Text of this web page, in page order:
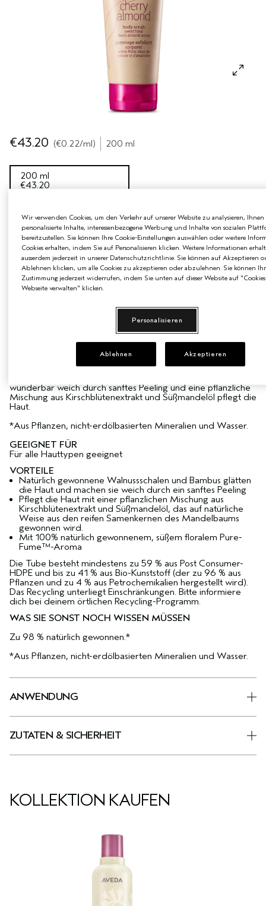
EMPFINDLICHE KOPFHAUT
ALLE KOLLEKTIONEN
€43.20 €0.22/ml 200 ml
200 ml
€43.20
ZUM WARENKORB HINZUFÜGEN
2 BE CURLY ADVANCED MINIS & MINI PADDLE
BRUSH GRATIS AB 99 € BESTELLWERT
Ein leichtes Peeling für geschmeidige und glatte Haut
Erlebe weiche, glatte Haut mit unserem 98 % natürlich
gewonnenen* Body Scrub. Mit der Kraft der Natur –
wunderbar weich durch sanftes Peeling und eine pflanzliche
Mischung aus Kirschblütenextrakt und Süßmandelöl pflegt die
Haut.
*Aus Pflanzen, nicht-erdölbasierten Mineralien und Wasser.
GEEIGNET FÜR
Für alle Hauttypen geeignet
VORTEILE
Natürlich gewonnene Walnussschalen und Bambus glätten
die Haut und machen sie weich durch ein sanftes Peeling
Pflegt die Haut mit einer pflanzlichen Mischung aus
Kirschblütenextrakt und Süßmandelöl, das auf natürliche
Weise aus den reifen Samenkernen des Mandelbaums
gewonnen wird.
Mit 100% natürlich gewonnenem, süßem floralem Pure-
Fume™-Aroma
Die Tube besteht mindestens zu 59 % aus Post Consumer-
HDPE und bis zu 41 % aus Bio-Kunststoff (der zu 96 % aus
Pflanzen und zu 4 % aus Petrochemikalien hergestellt wird).
Das Recycling unterliegt Einschränkungen. Bitte informiere
dich bei deinem örtlichen Recycling-Programm.
WAS SIE SONST NOCH WISSEN MÜSSEN
Zu 98 % natürlich gewonnen.*
*Aus Pflanzen, nicht-erdölbasierten Mineralien und Wasser.
ANWENDUNG
ZUTATEN & SICHERHEIT
KOLLEKTION KAUFEN
Wir verwenden Cookies, um den Verkehr auf unserer Website zu analysieren, Ihnen
personalisierte Inhalte, interessenbezogene Werbung und Inhalte von sozialen
bereitzustellen. Sie können Ihre Cookie-Einstellungen auswählen oder weitere
Cookies erhalten, indem Sie auf Personalisieren klicken. Weitere Informationen
ausserdem jederzeit in unserer Datenschutzrichtlinie. Sie können auf Akzeptieren
Ablehnen klicken, um alle Cookies zu akzeptieren oder abzulehnen. Sie können
Zustimmung jederzeit widerrufen, indem Sie unten auf dieser Website auf
Webseite verwalten" klicken.
Personalisieren
Ablehnen Akzeptieren